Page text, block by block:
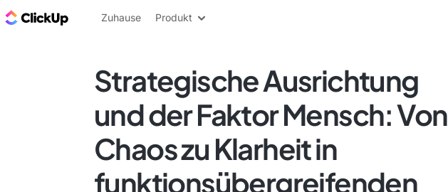
ClickUp Blog
Zuhause Produkt
Strategische Ausrichtung
und der Faktor Mensch: Von
Chaos zu Klarheit in
funktionsübergreifenden